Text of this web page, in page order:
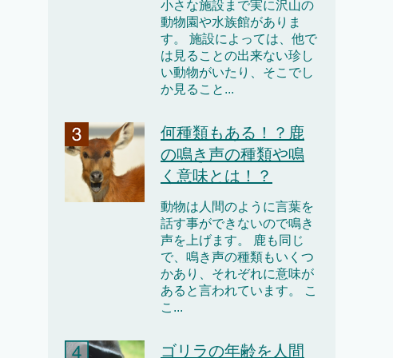
小さな施設まで実に沢山の
動物園や水族館がありま
す。 施設によっては、他で
は見ることの出来ない珍し
い動物がいたり、そこでし
か見ること...
何種類もある！？鹿
の鳴き声の種類や鳴
く意味とは！？
動物は人間のように言葉を
話す事ができないので鳴き
声を上げます。 鹿も同じ
で、鳴き声の種類もいくつ
かあり、それぞれに意味が
あると言われています。 こ
こ...
ゴリラの年齢を人間